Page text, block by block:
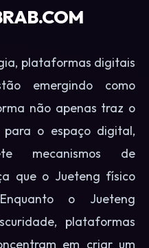
plataformas digitais
emergindo como
não apenas traz o
o espaço digital,
mecanismos de
que o Jueteng físico
o Jueteng
plataformas
em criar um